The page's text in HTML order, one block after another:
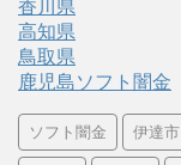
香川県
高知県
鳥取県
鹿児島ソフト闇金
ソフト闇金 伊達市